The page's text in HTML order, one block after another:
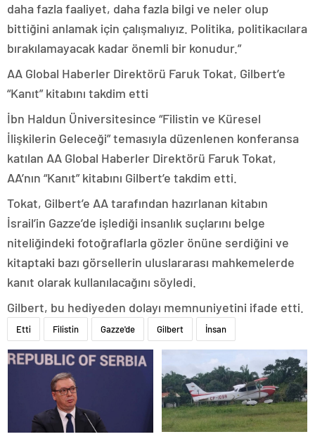
daha fazla faaliyet, daha fazla bilgi ve neler olup
bittiğini anlamak için çalışmalıyız. Politika, politikacılara
bırakılamayacak kadar önemli bir konudur.”
AA Global Haberler Direktörü Faruk Tokat, Gilbert’e
“Kanıt” kitabını takdim etti
İbn Haldun Üniversitesince “Filistin ve Küresel
İlişkilerin Geleceği” temasıyla düzenlenen konferansa
katılan AA Global Haberler Direktörü Faruk Tokat,
AA’nın “Kanıt” kitabını Gilbert’e takdim etti.
Tokat, Gilbert’e AA tarafından hazırlanan kitabın
İsrail’in Gazze’de işlediği insanlık suçlarını belge
niteliğindeki fotoğraflarla gözler önüne serdiğini ve
kitaptaki bazı görsellerin uluslararası mahkemelerde
kanıt olarak kullanılacağını söyledi.
Gilbert, bu hediyeden dolayı memnuniyetini ifade etti.
Etti Filistin Gazze'de Gilbert İnsan